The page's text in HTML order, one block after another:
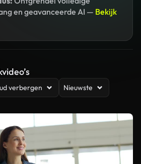
en geavanceerde AI — Bekijk
verbergen Nieuwste